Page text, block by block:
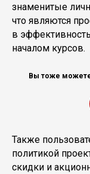
знаменитые
что являются
в
началом курсов.
Вы тоже можете
Также
политикой
скидки и